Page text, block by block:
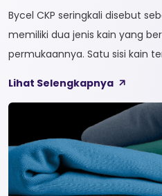
Bycel CKP seringkali disebut
memiliki dua jenis kain yang
permukaannya. Satu sisi kain
Bycel merupakan kain High-
dapat digunakan sesuai
kain Bycel juga diberi
dua jenis […]
Lihat Selengkapnya